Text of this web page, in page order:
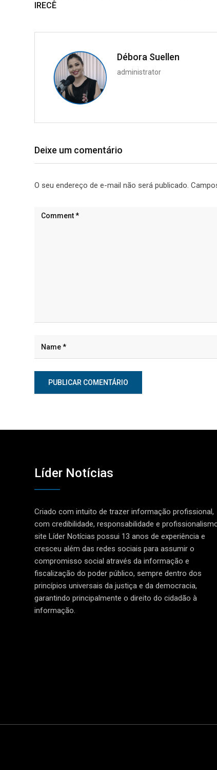
IRECÊ
Débora Suellen
administrator
Deixe um comentário
O seu endereço de e-mail não será publicado.
Líder Notícias
Criado com intuito de trazer informação profissional,
com credibilidade, responsabilidade e
site Líder Notícias possui 13 anos de experiência e
cresceu além das redes sociais para assumir o
compromisso social através da informação e
fiscalização do poder público, sempre dentro dos
princípios universais da justiça e da democracia,
garantindo principalmente o direito do cidadão à
informação.